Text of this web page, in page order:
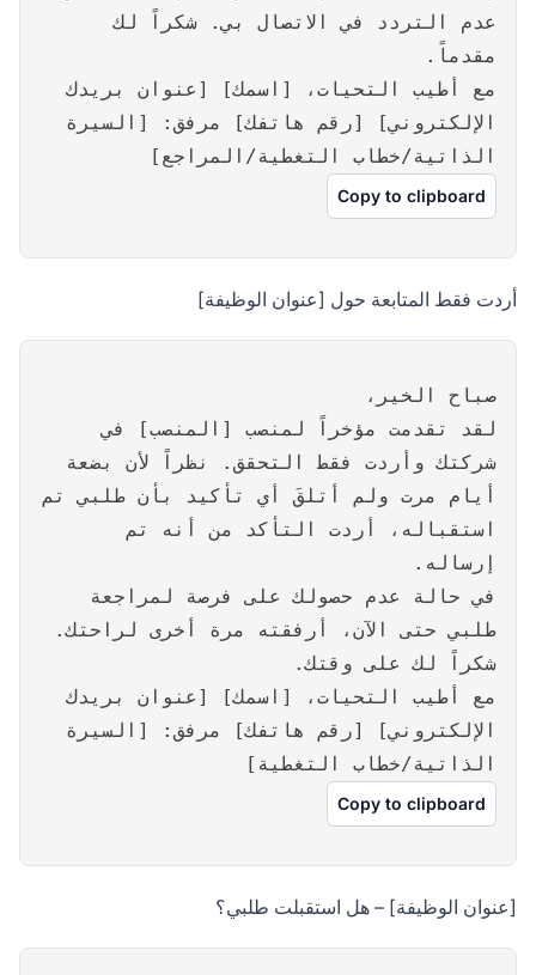
عدم التردد في الاتصال بي. شكراً لك
مقدماً.
مع أطيب التحيات، [اسمك] [عنوان بريدك
الإلكتروني] [رقم هاتفك] مرفق: [السيرة
الذاتية/خطاب التغطية/المراجع]
Copy to clipboard
أردت فقط المتابعة حول [عنوان الوظيفة]
صباح الخير،
لقد تقدمت مؤخراً لمنصب [المنصب] في
شركتك وأردت فقط التحقق. نظراً لأن بضعة
أيام مرت ولم أتلقَ أي تأكيد بأن طلبي تم
استقباله، أردت التأكد من أنه تم
إرساله.
في حالة عدم حصولك على فرصة لمراجعة
طلبي حتى الآن، أرفقته مرة أخرى لراحتك.
شكراً لك على وقتك.
مع أطيب التحيات، [اسمك] [عنوان بريدك
الإلكتروني] [رقم هاتفك] مرفق: [السيرة
الذاتية/خطاب التغطية]
Copy to clipboard
[عنوان الوظيفة] – هل استقبلت طلبي؟